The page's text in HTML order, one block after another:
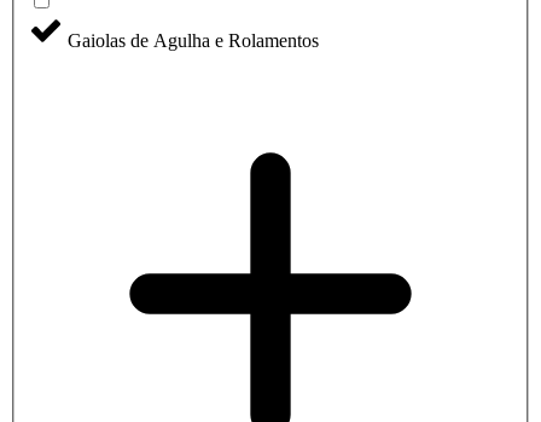
Gaiolas de Agulha e Rolamentos